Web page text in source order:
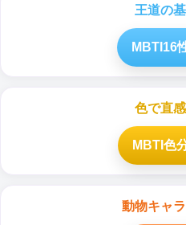
王道の
MBTI16
色で直
MBTI色
動物キャ